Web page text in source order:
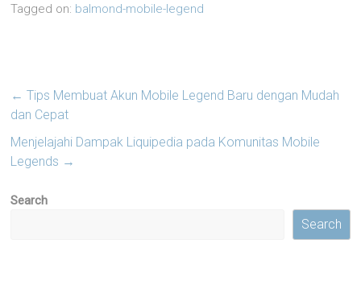
Tagged on: balmond-mobile-legend
← Tips Membuat Akun Mobile Legend Baru dengan Mudah
dan Cepat
Menjelajahi Dampak Liquipedia pada Komunitas Mobile
Legends →
Search
Search